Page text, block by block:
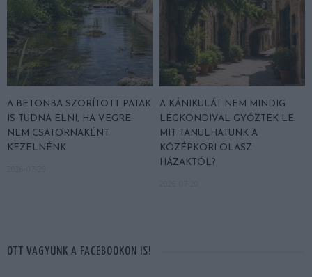
A BETONBA SZORÍTOTT PATAK
IS TUDNA ÉLNI, HA VÉGRE
NEM CSATORNAKÉNT
KEZELNÉNK
A KÁNIKULÁT NEM MINDIG
LÉGKONDIVAL GYŐZTÉK LE:
MIT TANULHATUNK A
KÖZÉPKORI OLASZ
HÁZAKTÓL?
OTT VAGYUNK A FACEBOOKON IS!